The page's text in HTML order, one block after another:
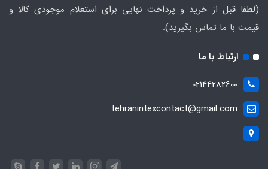
(لطفا قبل از خرید و پرداخت نهایی برای استعلام موجودی کالا و
قیمت با ما تماس بگیرید).
ارتباط با ما
02144282600
tehranintexcontact@gmail.com